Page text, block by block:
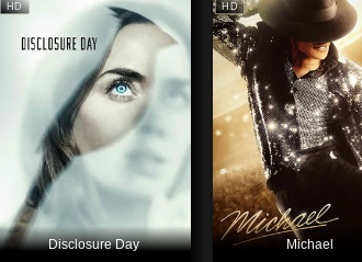
HD
Disclosure Day
HD
Michael